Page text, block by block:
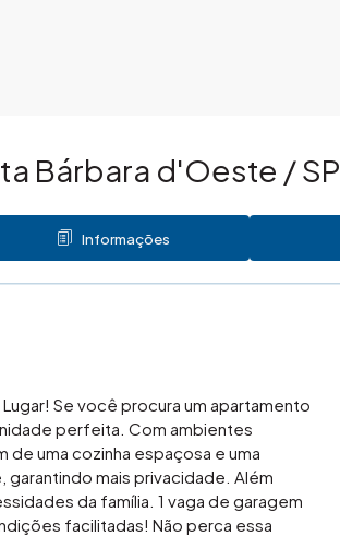
Bárbara d'Oeste / SP
Informações
Se você procura um apartamento
perfeita. Com ambientes
de uma cozinha espaçosa e uma
garantindo mais privacidade. Além
da família. 1 vaga de garagem
facilitadas! Não perca essa